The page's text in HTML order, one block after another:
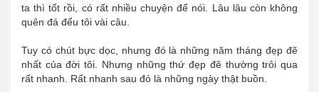
ta thì tốt rồi, có rất nhiều chuyện để nói. Lâu lâu còn không
quên đá đểu tôi vài câu.
Tuy có chút bực dọc, nhưng đó là những năm tháng đẹp đẽ
nhất của đời tôi. Nhưng những thứ đẹp đẽ thường trôi qua
rất nhanh. Rất nhanh sau đó là những ngày thật buồn.